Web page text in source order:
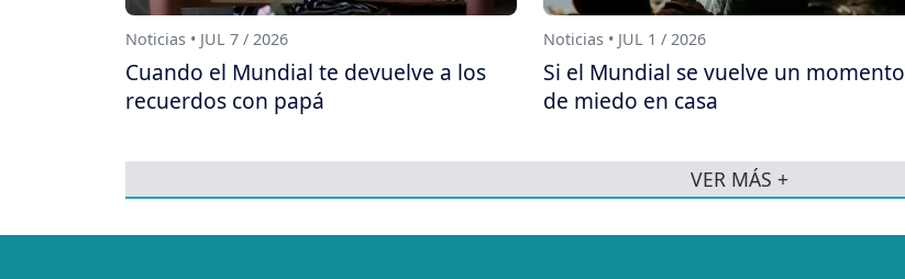
Noticias • JUL 7 / 2026
Cuando el Mundial te devuelve a los
recuerdos con papá
Noticias • JUL 1 / 2026
Si el Mundial se vuelve un momento
de miedo en casa
VER MÁS +